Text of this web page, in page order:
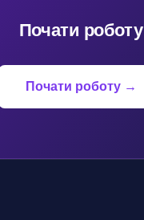
Почати роботу
Почати роботу →